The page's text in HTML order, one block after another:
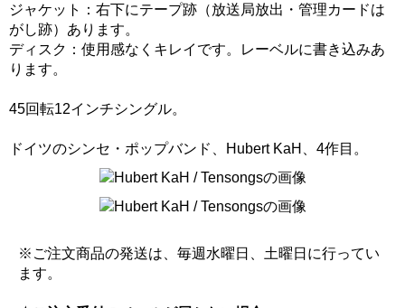
ジャケット：右下にテープ跡（放送局放出・管理カードは
がし跡）あります。
ディスク：使用感なくキレイです。レーベルに書き込みあ
ります。
45回転12インチシングル。
ドイツのシンセ・ポップバンド、Hubert KaH、4作目。
※ご注文商品の発送は、毎週水曜日、土曜日に行ってい
ます。